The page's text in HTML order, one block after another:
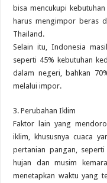
bisa mencukupi
harus mengimpor beras
Thailand.
Selain itu, Indonesia
seperti 45% kebutuhan
dalam negeri, bahkan
melalui impor.
3. Perubahan Iklim
Faktor lain yang
iklim, khususnya cuaca
pertanian pangan,
hujan dan musim
menetapkan waktu yang